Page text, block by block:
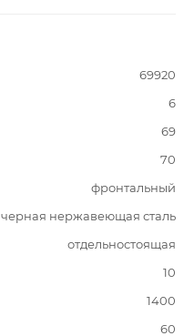
69920
6
69
70
фронтальный
черная нержавеющая сталь
отдельностоящая
10
1400
60